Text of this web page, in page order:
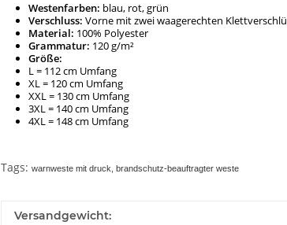
Westenfarben: blau, rot, grün
Verschluss: Vorne mit zwei waagerechten
Material: 100% Polyester
Grammatur: 120 g/m²
Größe:
L = 112 cm Umfang
XL = 120 cm Umfang
XXL = 130 cm Umfang
3XL = 140 cm Umfang
4XL = 148 cm Umfang
Tags: warnweste mit druck, brandschutz-beauftragter weste
Versandgewicht: